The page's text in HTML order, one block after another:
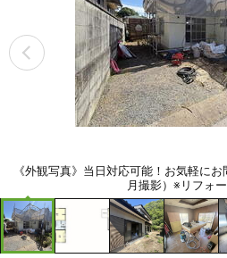
《外観写真》当日対応可能！お気軽に
月撮影）※リフォ